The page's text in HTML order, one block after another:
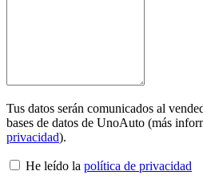
Tus datos serán comunicados al
bases de datos de UnoAuto (más
privacidad).
He leído la política de privacidad